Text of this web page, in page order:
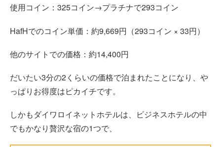
使用コイン：325コイン→プラチナで293コイン
HafHでのコイン単価：約9,669円（293コイン × 33円）
他のサイトでの価格：約14,400円
だいたい3分の2くらいの価格で泊まれたことになり、や
っぱりお得度はピカイチです。
しかもダイワロイネットホテルは、ビジネスホテルの中
でもかなり贅沢な宿の1つで、